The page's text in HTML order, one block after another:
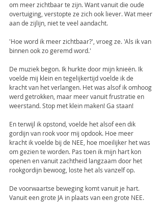
om meer zichtbaar te zijn. Want vanuit die oude
overtuiging, verstopte ze zich ook liever. Wat meer
aan de zijlijn, niet te veel aandacht.
'Hoe word ik meer zichtbaar?', vroeg ze. 'Als ik van
binnen ook zo geremd word.'
De muziek begon. Ik hurkte door mijn knieën. Ik
voelde mij klein en tegelijkertijd voelde ik de
kracht van het verlangen. Het was alsof ik omhoog
werd getrokken, maar meer vanuit frustratie en
weerstand. Stop met klein maken! Ga staan!
En terwijl ik opstond, voelde het alsof een dik
gordijn van rook voor mij opdook. Hoe meer
kracht ik voelde bij de NEE, hoe moeilijker het was
om gezien te worden. Pas toen ik mijn hart kon
openen en vanuit zachtheid langzaam door het
rookgordijn bewoog, loste het als vanzelf op.
De voorwaartse beweging komt vanuit je hart.
Vanuit een grote JA in plaats van een grote NEE.